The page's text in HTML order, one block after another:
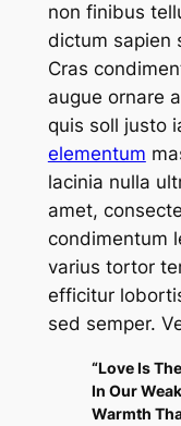
non finibus
dictum sapien
Cras
augue ornare
quis soll justo
elementum
lacinia nulla
amet,
condimentum
varius tortor
efficitur
sed semper.
“Love Is
In Our
Warmth